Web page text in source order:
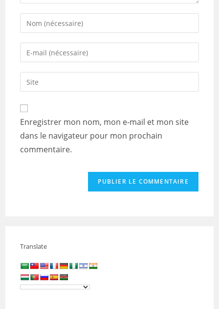
Enter
your
name
comment
Enter
your
email
address
comment
Saisir
l’URL
de
votre
site
(facultatif)
Enregistrer mon nom, mon e-mail et mon site
dans le navigateur pour mon prochain
commentaire.
Translate